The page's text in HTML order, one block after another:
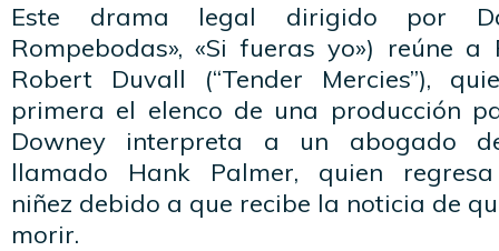
Este drama legal dirigido por
Rompebodas», «Si fueras yo») reúne
Robert Duvall (“Tender Mercies”),
primera el elenco de una producción
Downey interpreta a un abogado
llamado Hank Palmer, quien
niñez debido a que recibe la noticia de
morir.